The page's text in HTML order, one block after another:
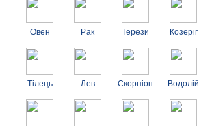
Овен
Тілець
Рак
Лев
Терези
Скорпіон
Козеріг
Водолій